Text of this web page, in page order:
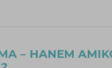
– HANEM